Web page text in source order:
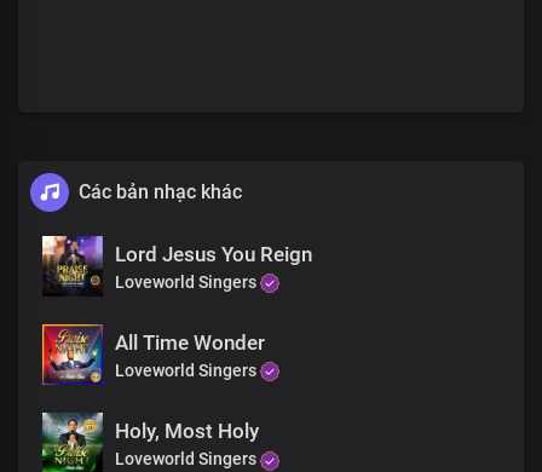
Các bản nhạc khác
Lord Jesus You Reign
Loveworld Singers
All Time Wonder
Loveworld Singers
Holy, Most Holy
Loveworld Singers